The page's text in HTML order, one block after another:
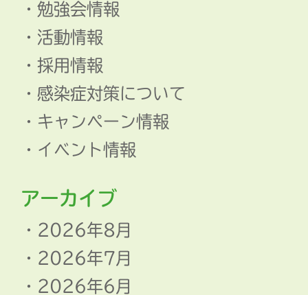
勉強会情報
活動情報
採用情報
感染症対策について
キャンペーン情報
イベント情報
アーカイブ
2026年8月
2026年7月
2026年6月